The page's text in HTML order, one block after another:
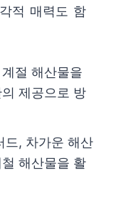
적 매력도 함
절 해산물을
제공으로 방
드, 차가운 해산
해산물을 활